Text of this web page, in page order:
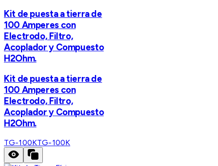
Kit de puesta a tierra de
100 Amperes con
Electrodo, Filtro,
Acoplador y Compuesto
H2Ohm.
Kit de puesta a tierra de
100 Amperes con
Electrodo, Filtro,
Acoplador y Compuesto
H2Ohm.
TG-100KTG-100K